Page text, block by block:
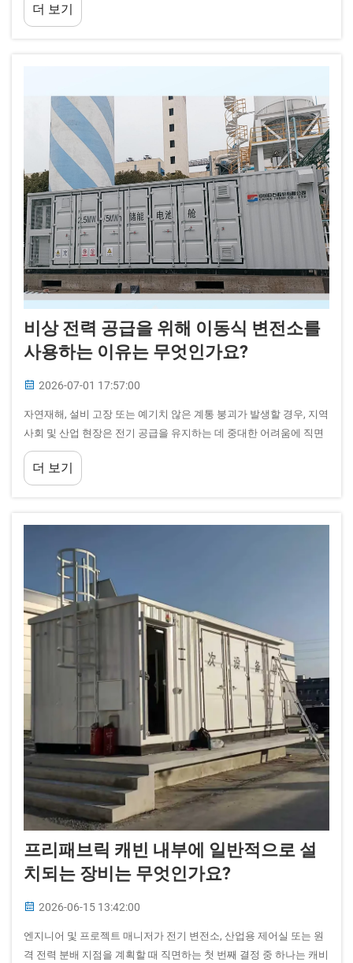
을 충족함으로써 뛰어난 가치를 실현합니다.
더 보기
비상 전력 공급을 위해 이동식 변전소를
사용하는 이유는 무엇인가요?
2026-07-01 17:57:00
자연재해, 설비 고장 또는 예기치 않은 계통 붕괴가 발생할 경우, 지역
사회 및 산업 현장은 전기 공급을 유지하는 데 중대한 어려움에 직면
합니다. 이동식 변전소는 신속한 비상 대응이 가능한 핵심 인프라 솔
루션으로서 중요한 역할을 수행합니다.
더 보기
프리패브릭 캐빈 내부에 일반적으로 설
치되는 장비는 무엇인가요?
2026-06-15 13:42:00
엔지니어 및 프로젝트 매니저가 전기 변전소, 산업용 제어실 또는 원
격 전력 분배 지점을 계획할 때 직면하는 첫 번째 결정 중 하나는 캐비